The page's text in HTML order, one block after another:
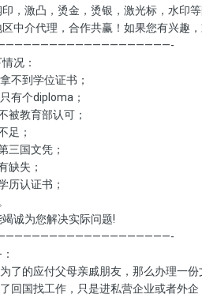
，激凸，烫金，烫银，激光标，水印
中介代理，合作共赢！如果您有兴趣
况：
不到学位证书；
有个diploma；
被教育部认可；
足；
三国文凭；
缺失；
历认证书；
诚为您解决实际问题!
了的应付父母亲戚朋友，那么办理一份
回国找工作，只是进私营企业或者外